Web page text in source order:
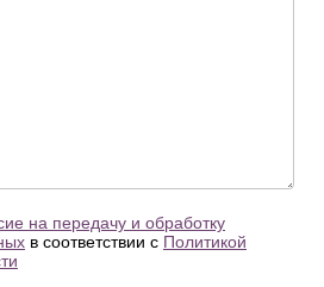
на передачу и обработку
в соответствии с Политикой